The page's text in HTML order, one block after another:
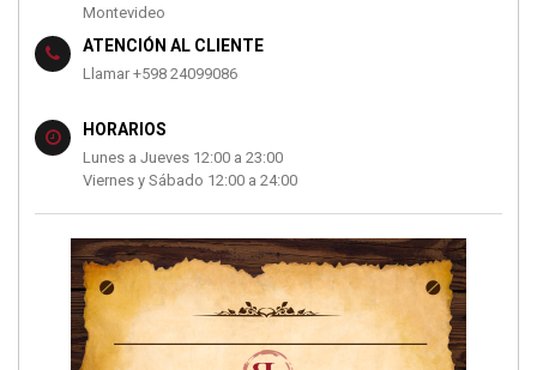
Montevideo
ATENCIÓN AL CLIENTE
Llamar +598 24099086
HORARIOS
Lunes a Jueves 12:00 a 23:00
Viernes y Sábado 12:00 a 24:00